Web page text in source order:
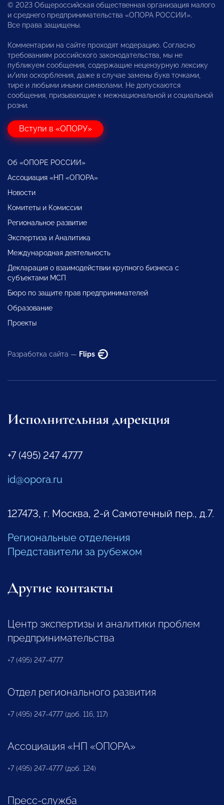
© 2023 Общероссийская общественная организация малого
и среднего предпринимательства «ОПОРА РОССИИ».
Все права защищены.
Комментарии на сайте проходят модерацию. Согласно
требованиям российского законодательства, мы не
публикуем сообщения, содержащие нецензурную лексику
и/или оскорбления, даже в случае замены букв точками,
тире и любыми иными символами. Не допускаются
сообщения, призывающие к межнациональной и социальной
розни.
Вступи в «ОПОРУ»
Об «ОПОРЕ РОССИИ»
Ассоциация «НП «ОПОРА»
Новости
Комитеты и Комиссии
Региональное развитие
Экспертиза и Аналитика
Международная деятельность
Декларация о взаимодействии крупного бизнеса с
субъектами МСП
Бюро по защите прав предпринимателей
Образование
Проекты
Разработка сайта — Flips
Исполнительная дирекция
+7 (495) 247 4777
id@opora.ru
127473, г. Москва, 2-й Самотечный пер., д.7.
Региональные отделения
Представители за рубежом
Другие контакты
Центр экспертизы и аналитики проблем
предпринимательства
+7 (495) 247-4777
Отдел регионального развития
+7 (495) 247-4777 (доб. 116, 117)
Ассоциация «НП «ОПОРА»
+7 (495) 247-4777 (доб. 124)
Пресс-служба